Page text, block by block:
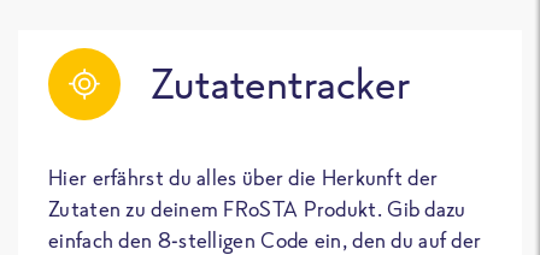
Zutatentracker
Hier erfährst du alles über die Herkunft der
Zutaten zu deinem FRoSTA Produkt. Gib dazu
einfach den 8-stelligen Code ein, den du auf der